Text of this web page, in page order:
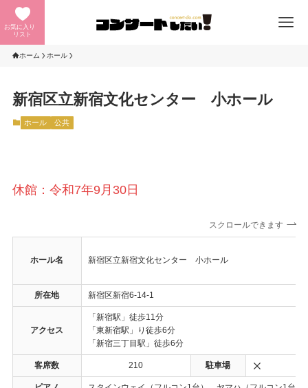
お気に入り
リスト
ホーム ホール
新宿区立新宿文化センター 小ホール
ホール 公共
休館：令和7年9月30日
スクロールできます
ホール名 新宿区立新宿文化センター 小ホール
所在地 新宿区新宿6-14-1
アクセス
「新宿駅」徒歩11分
「東新宿駅」り徒歩6分
「新宿三丁目駅」徒歩6分
客席数 210 駐車場